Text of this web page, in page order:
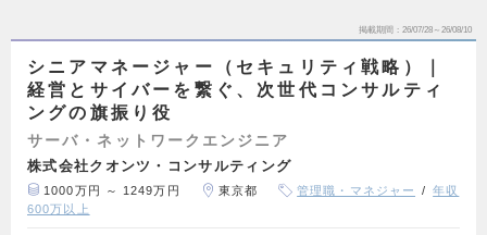
掲載期間 26/07/28～26/08/10
シニアマネージャー（セキュリティ戦略）｜
経営とサイバーを繋ぐ、次世代コンサルティ
ングの旗振り役
サーバ・ネットワークエンジニア
株式会社クオンツ・コンサルティング
1000万円 ～ 1249万円 東京都 管理職・マネジャー
年収
600万以上